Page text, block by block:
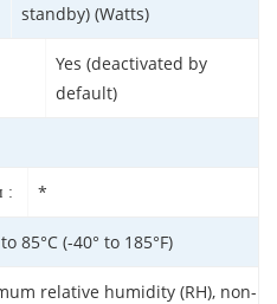
standby) (Watts)
Yes (deactivated by
default)
: *
85°C (-40° to 185°F)
relative humidity (RH), non-